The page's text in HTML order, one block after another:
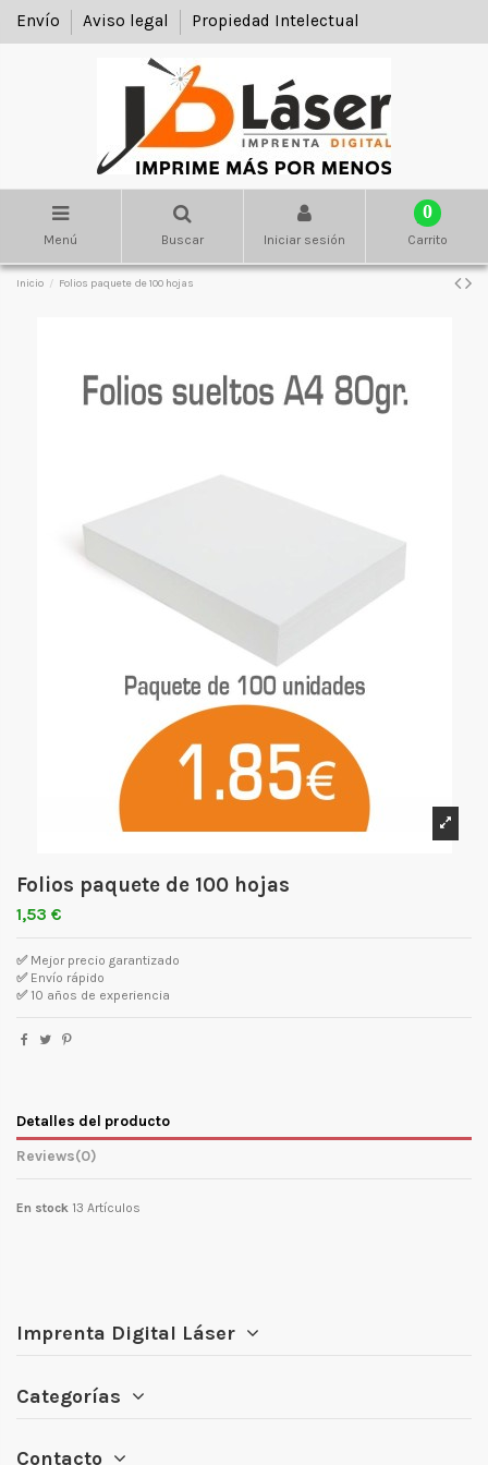
Envío Aviso legal Propiedad Intelectual
Menú Buscar Iniciar sesión
0
Carrito
Inicio Folios paquete de 100 hojas
Folios paquete de 100 hojas
1,53 €
✅ Mejor precio garantizado
✅ Envío rápido
✅ 10 años de experiencia
Detalles del producto
Reviews(0)
En stock 13 Artículos
Imprenta Digital Láser
Categorías
Contacto